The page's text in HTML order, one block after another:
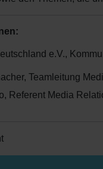
e.V.,
Teamleitung
Referent Media